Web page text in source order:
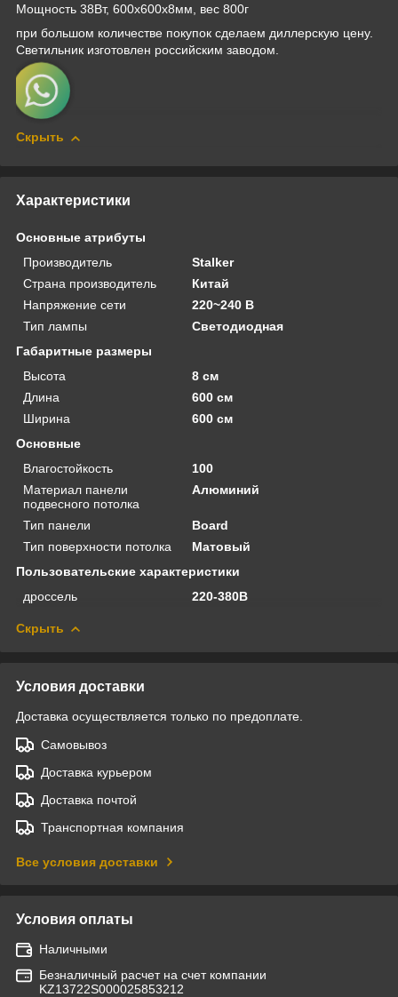
Мощность 38Вт, 600х600х8мм, вес 800г
при большом количестве покупок сделаем диллерскую цену.
Светильник изготовлен российским заводом.
Скрыть
Характеристики
Основные атрибуты
Производитель
Stalker
Страна производитель
Китай
Напряжение сети
220~240 В
Тип лампы
Светодиодная
Габаритные размеры
Высота
8 см
Длина
600 см
Ширина
600 см
Основные
Влагостойкость
100
Материал панели
подвесного потолка
Алюминий
Тип панели
Board
Тип поверхности потолка
Матовый
Пользовательские характеристики
дроссель
220-380В
Скрыть
Условия доставки
Доставка осуществляется только по предоплате.
Самовывоз
Доставка курьером
Доставка почтой
Транспортная компания
Все условия доставки
Условия оплаты
Наличными
Безналичный расчет на счет компании
KZ13722S000025853212